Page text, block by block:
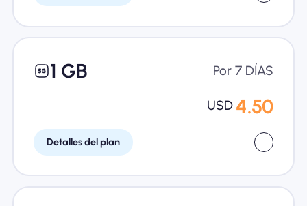
1 GB Por 7 DÍAS
USD 4.50
Detalles del plan